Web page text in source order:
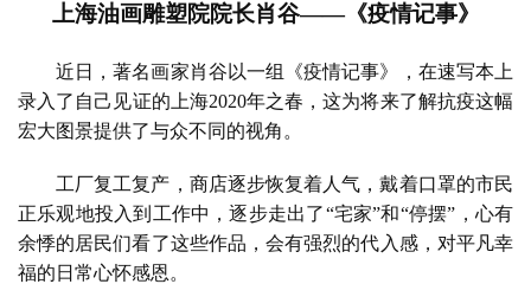
上海油画雕塑院院长肖谷——《疫情记事》
近日，著名画家肖谷以一组《疫情记事》，在速写本上
录入了自己见证的上海2020年之春，这为将来了解抗疫这幅
宏大图景提供了与众不同的视角。
工厂复工复产，商店逐步恢复着人气，戴着口罩的市民
正乐观地投入到工作中，逐步走出了“宅家”和“停摆”，心有
余悸的居民们看了这些作品，会有强烈的代入感，对平凡幸
福的日常心怀感恩。